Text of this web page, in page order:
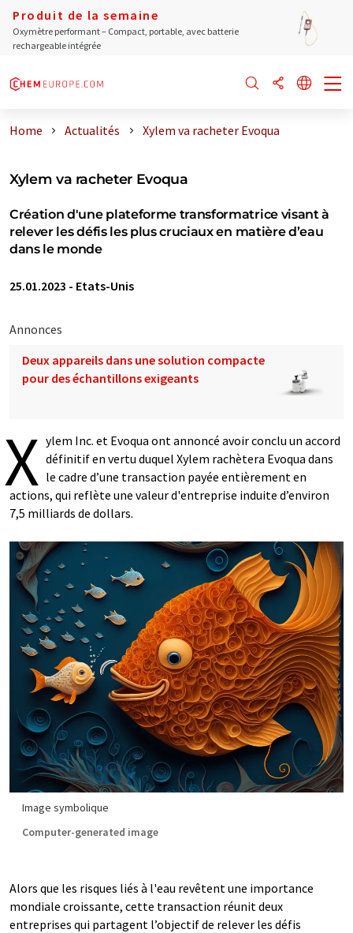
Produit de la semaine
Oxymètre performant – Compact, portable, avec batterie
rechargeable intégrée
Home Actualités Xylem va racheter Evoqua
Xylem va racheter Evoqua
Création d'une plateforme transformatrice visant à
relever les défis les plus cruciaux en matière d’eau
dans le monde
25.01.2023 - Etats-Unis
Annonces
Deux appareils dans une solution compacte
pour des échantillons exigeants
X ylem Inc. et Evoqua ont annoncé avoir conclu un accord
définitif en vertu duquel Xylem rachètera Evoqua dans
le cadre d’une transaction payée entièrement en
actions, qui reflète une valeur d'entreprise induite d’environ
7,5 milliards de dollars.
Image symbolique
Computer-generated image
Alors que les risques liés à l'eau revêtent une importance
mondiale croissante, cette transaction réunit deux
entreprises qui partagent l’objectif de relever les défis